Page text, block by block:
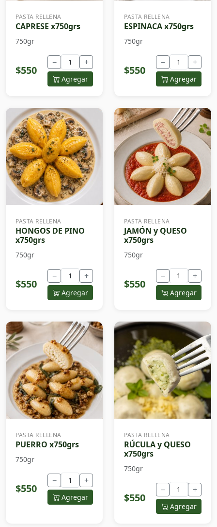
PASTA RELLENA
CAPRESE x750grs
750gr
$550
− +
Agregar
PASTA RELLENA
ESPINACA x750grs
750gr
$550
− +
Agregar
PASTA RELLENA
HONGOS DE PINO
x750grs
750gr
$550
− +
Agregar
PASTA RELLENA
JAMÓN y QUESO
x750grs
750gr
$550
− +
Agregar
PASTA RELLENA
PUERRO x750grs
750gr
$550
− +
Agregar
PASTA RELLENA
RÚCULA y QUESO
x750grs
750gr
$550
− +
Agregar